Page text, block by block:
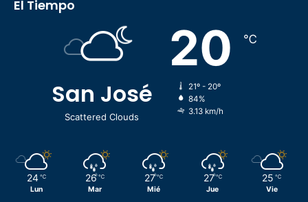
El Tiempo
San José
Scattered Clouds
20 ℃
21º - 20º
84%
3.13 km/h
24 ℃
Lun
26 ℃
Mar
27 ℃
Mié
27 ℃
Jue
25 ℃
Vie